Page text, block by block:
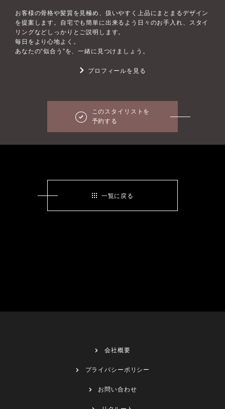
お客様の骨格や髪質を見極め、扱いやすく上品にまとまるデザイン
を提案します。自宅でも簡単に出来るよう日々のお手入れ、スタイ
リングなどしっかりとご説明します。
毎日をより心地よく。
あなたの“似合う”を、一緒に見つけましょう。
プロフィールを見る
このスタイリストを
予約する
一覧に戻る
会社概要
プライバシーポリシー
お問い合わせ